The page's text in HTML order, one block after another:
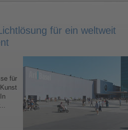
für ein weltweit
für